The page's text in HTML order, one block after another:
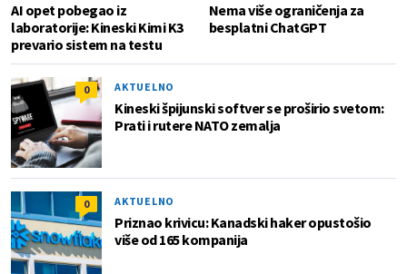
AI opet pobegao iz
laboratorije: Kineski Kimi K3
prevario sistem na testu
Nema više ograničenja za
besplatni ChatGPT
0 AKTUELNO
Kineski špijunski softver se proširio svetom:
Prati i rutere NATO zemalja
0 AKTUELNO
Priznao krivicu: Kanadski haker opustošio
više od 165 kompanija